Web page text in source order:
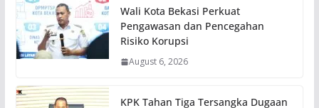
Wali Kota Bekasi Perkuat
Pengawasan dan Pencegahan
Risiko Korupsi
August 6, 2026
KPK Tahan Tiga Tersangka Dugaan